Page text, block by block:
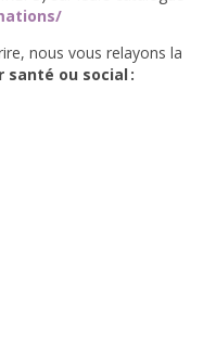
nous vous relayons la
santé ou social :